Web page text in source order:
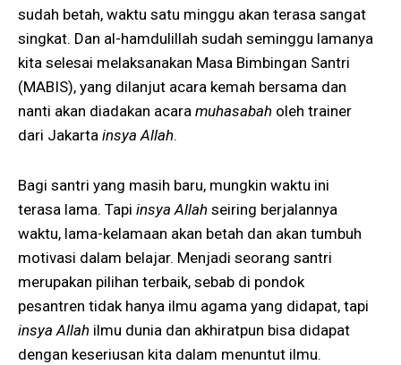
sudah betah, waktu satu minggu akan terasa sangat
singkat. Dan al-hamdulillah sudah seminggu lamanya
kita selesai melaksanakan Masa Bimbingan Santri
(MABIS), yang dilanjut acara kemah bersama dan
nanti akan diadakan acara muhasabah oleh trainer
dari Jakarta insya Allah.
Bagi santri yang masih baru, mungkin waktu ini
terasa lama. Tapi insya Allah seiring berjalannya
waktu, lama-kelamaan akan betah dan akan tumbuh
motivasi dalam belajar. Menjadi seorang santri
merupakan pilihan terbaik, sebab di pondok
pesantren tidak hanya ilmu agama yang didapat, tapi
insya Allah ilmu dunia dan akhiratpun bisa didapat
dengan keseriusan kita dalam menuntut ilmu.